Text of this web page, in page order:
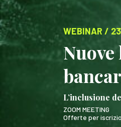
WEBINAR /
L’inclusione
ZOOM MEETING
Offerte per